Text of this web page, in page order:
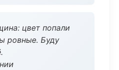
цвет попали
ровные. Буду